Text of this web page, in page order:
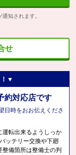
知されます。
せ
！▼
約対応店です
日時をおお伝えくださ
運転出来るようしっか
ッテリー交換や下廻
備箇所は整備士の判